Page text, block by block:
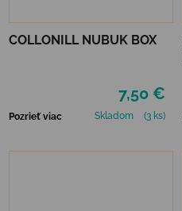
COLLONILL NUBUK BOX
7,50 €
Pozrieť viac Skladom (3 ks)